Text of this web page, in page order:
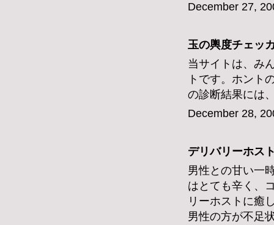
December 27,
玉の輿度チェッ
当サイトは、み
トです。ホント
の診断結果には
December 28,
デリバリーホス
男性との甘い一
はとても辛く、
リーホストに癒
男性の方が不足